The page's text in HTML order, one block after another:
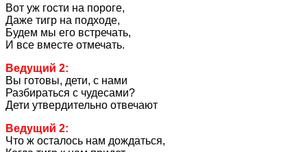
Вот уж гости на пороге,
Даже тигр на подходе,
Будем мы его встречать,
И все вместе отмечать.
Ведущий 2:
Вы готовы, дети, с нами
Разбираться с чудесами?
Дети утвердительно отвечают
Ведущий 2:
Что ж осталось нам дождаться,